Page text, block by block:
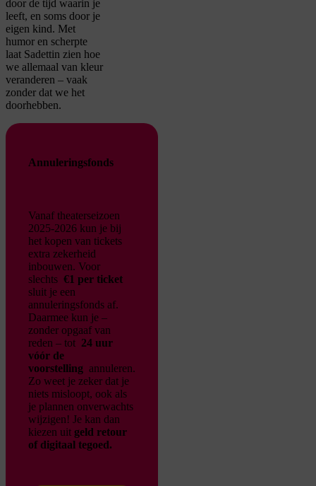
door de tijd waarin je
leeft, en soms door je
eigen kind. Met
humor en scherpte
laat Sadettin zien hoe
we allemaal van kleur
veranderen – vaak
zonder dat we het
doorhebben.
Annuleringsfonds
Vanaf theaterseizoen
2025-2026 kun je bij
het kopen van tickets
extra zekerheid
inbouwen. Voor
slechts €1 per ticket
sluit je een
annuleringsfonds af.
Daarmee kun je –
zonder opgaaf van
reden – tot 24 uur
vóór de
voorstelling annuleren.
Zo weet je zeker dat je
niets misloopt, ook als
je plannen onverwachts
wijzigen! Je kan dan
kiezen uit geld retour
of digitaal tegoed.